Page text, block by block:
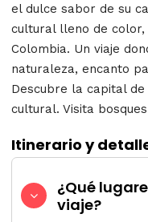
el dulce sabor de su
cultural lleno de
Colombia. Un viaje
naturaleza, encanto
Descubre la capital
cultural. Visita
Itinerario y
¿Qué
viaje?